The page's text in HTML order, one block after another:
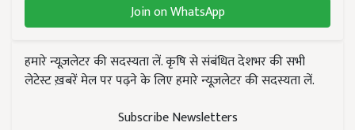
Join on WhatsApp
हमारे न्यूज़लेटर की सदस्यता लें. कृषि से संबंधित देशभर की सभी
लेटेस्ट ख़बरें मेल पर पढ़ने के लिए हमारे न्यूज़लेटर की सदस्यता लें.
Subscribe Newsletters